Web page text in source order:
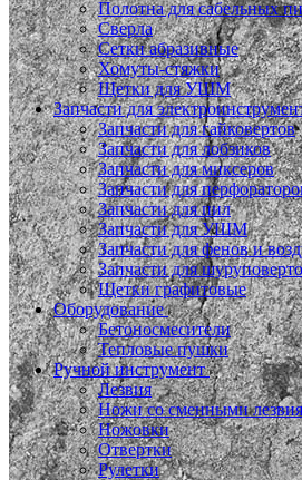
Полотна для сабельных
Сверла
Сетки абразивные
Хомуты-стяжки
Щетки для УШМ
Запчасти для
Запчасти для гайковертов
Запчасти для лобзиков
Запчасти для миксеров
Запчасти для
Запчасти для пил
Запчасти для УШМ
Запчасти для фенов и
Запчасти для
Щетки графитовые
Оборудование
Бетоносмесители
Тепловые пушки
Ручной инструмент
Лезвия
Ножи со сменными
Ножовки
Отвертки
Рулетки